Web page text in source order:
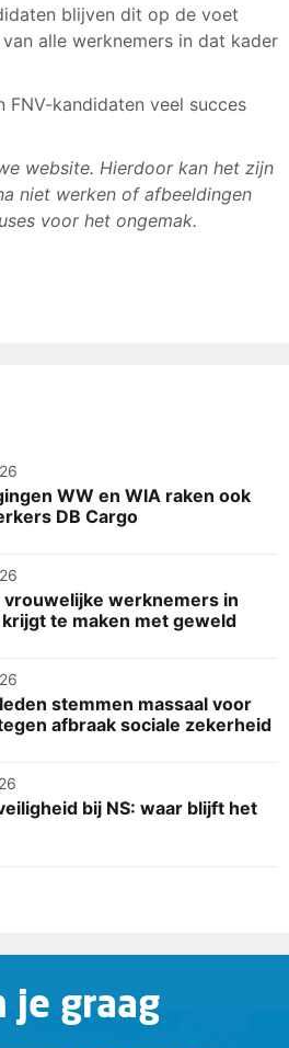
blijven dit op de voet
alle werknemers in dat kader
FNV-kandidaten veel succes
website. Hierdoor kan het zijn
niet werken of afbeeldingen
voor het ongemak.
WW en WIA raken ook
DB Cargo
vrouwelijke werknemers in
te maken met geweld
stemmen massaal voor
afbraak sociale zekerheid
bij NS: waar blijft het
je graag